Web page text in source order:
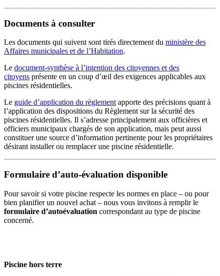
Documents à consulter
Les documents qui suivent sont tirés directement du ministère des
Affaires municipales et de l’Habitation.
Le document-synthèse à l’intention des citoyennes et des
citoyens présente en un coup d’œil des exigences applicables aux
piscines résidentielles.
Le guide d’application du règlementapporte des précisions quant à
l’application des dispositions du Règlement sur la sécurité des
piscines résidentielles. Il s’adresse principalement aux officières et
officiers municipaux chargés de son application, mais peut aussi
constituer une source d’information pertinente pour les propriétaires
désirant installer ou remplacer une piscine résidentielle.
Formulaire d’auto-évaluation disponible
Pour savoir si votre piscine respecte les normes en place – ou pour
bien planifier un nouvel achat – nous vous invitons à remplir le
formulaire d’autoévaluation correspondant au type de piscine
concerné.
Piscine hors terre